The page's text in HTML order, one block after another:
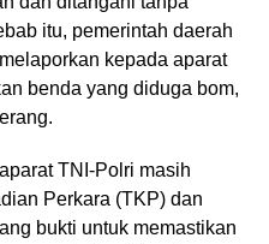
itu, pemerintah daerah
kepada aparat
benda yang diduga bom,
TNI-Polri masih
Perkara (TKP) dan
bukti untuk memastikan